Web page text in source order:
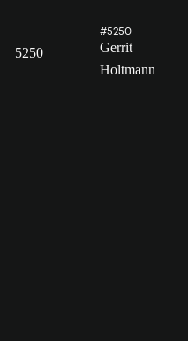
5250
#5250
Gerrit
Holtmann